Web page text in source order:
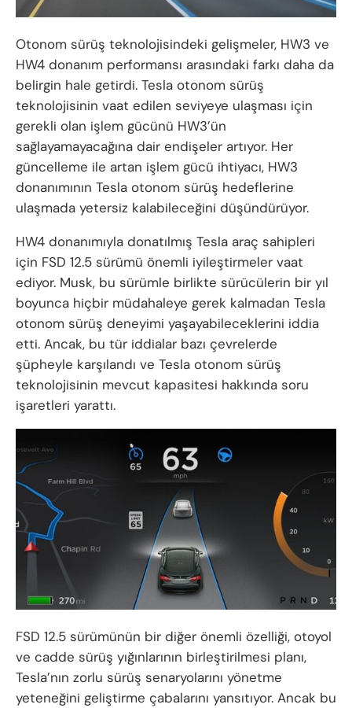
Otonom sürüş teknolojisindeki gelişmeler, HW3 ve
HW4 donanım performansı arasındaki farkı daha da
belirgin hale getirdi. Tesla otonom sürüş
teknolojisinin vaat edilen seviyeye ulaşması için
gerekli olan işlem gücünü HW3’ün
sağlayamayacağına dair endişeler artıyor. Her
güncelleme ile artan işlem gücü ihtiyacı, HW3
donanımının Tesla otonom sürüş hedeflerine
ulaşmada yetersiz kalabileceğini düşündürüyor.
HW4 donanımıyla donatılmış Tesla araç sahipleri
için FSD 12.5 sürümü önemli iyileştirmeler vaat
ediyor. Musk, bu sürümle birlikte sürücülerin bir yıl
boyunca hiçbir müdahaleye gerek kalmadan Tesla
otonom sürüş deneyimi yaşayabileceklerini iddia
etti. Ancak, bu tür iddialar bazı çevrelerde
şüpheyle karşılandı ve Tesla otonom sürüş
teknolojisinin mevcut kapasitesi hakkında soru
işaretleri yarattı.
FSD 12.5 sürümünün bir diğer önemli özelliği, otoyol
ve cadde sürüş yığınlarının birleştirilmesi planı,
Tesla’nın zorlu sürüş senaryolarını yönetme
yeteneğini geliştirme çabalarını yansıtıyor. Ancak bu